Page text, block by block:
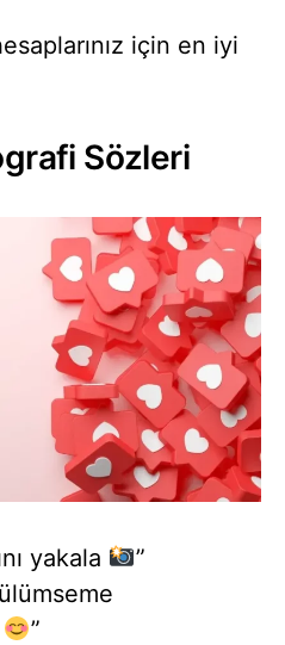
için en iyi
Sözleri
yakala
”
”